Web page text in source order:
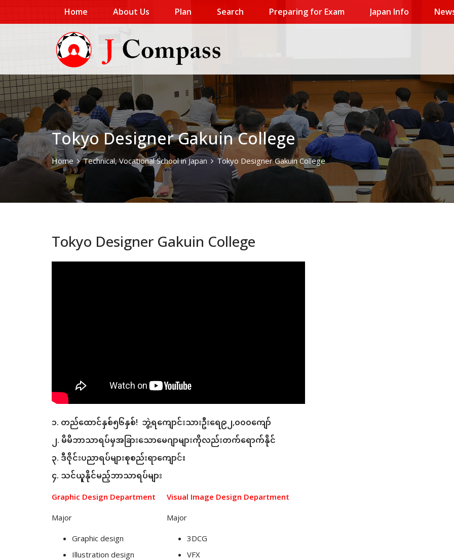
Home About Us Plan Search Preparing for Exam Japan Info
Tokyo Designer Gakuin College
Home Technical, Vocational School in Japan Tokyo Designer Gakuin College
Tokyo Designer Gakuin College
၁. တည်ထောင်နှစ်၅၆နှစ်! ဘွဲ့ရကျောင်းသားဦးရေ၉၂,၀၀၀ကျော်
၂. မိမိဘာသာရပ်မှအခြားသောမေဂျာများကိုလည်းတက်ရောက်နိုင်
၃. ဒီဇိုင်းပညာရပ်များစုစည်းရာကျောင်း
၄. သင်ယူနိုင်မည့်ဘာသာရပ်များ
Graphic Design Department
Major
Graphic design
Illustration design
Visual Image Design Department
Major
3DCG
VFX